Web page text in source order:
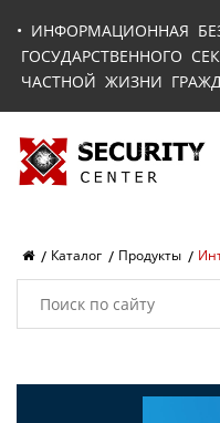
• ИНФОРМАЦИОННАЯ
ГОСУДАРСТВЕННОГО
ЧАСТНОЙ ЖИЗНИ
Каталог Продукты